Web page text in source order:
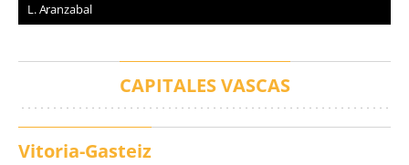
L. Aranzabal
CAPITALES VASCAS
Vitoria-Gasteiz